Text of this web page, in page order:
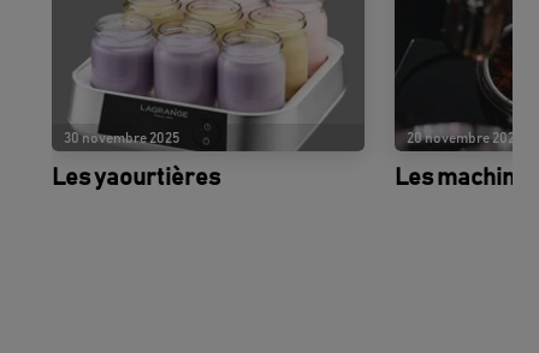
30 novembre 2025
Les yaourtières
20 novembre 2025
Les